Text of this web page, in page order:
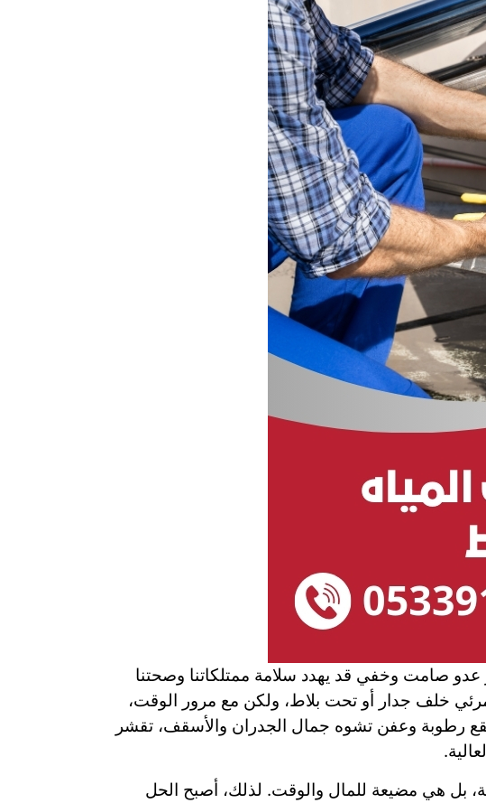
صامت وخفي قد يهدد سلامة ممتلكاتنا وصحتنا
خلف جدار أو تحت بلاط، ولكن مع مرور الوقت،
رطوبة وعفن تشوه جمال الجدران والأسقف، تقشر
بل هي مضيعة للمال والوقت. لذلك، أصبح الحل